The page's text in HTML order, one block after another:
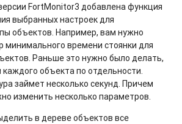
FortMonitor3 добавлена функция
выбранных настроек для
объектов. Например, вам нужно
минимального времени стоянки для
Раньше это нужно было делать,
каждого объекта по отдельности.
займет несколько секунд. Причем
изменить несколько параметров.
в дереве объектов все